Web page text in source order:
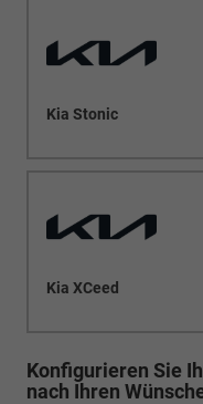
Kia Stonic
Kia XCeed
Konfigurieren Sie
nach Ihren